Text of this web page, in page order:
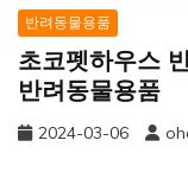
반려동물용품
초코펫하우스
반려동물용품
2024-03-06